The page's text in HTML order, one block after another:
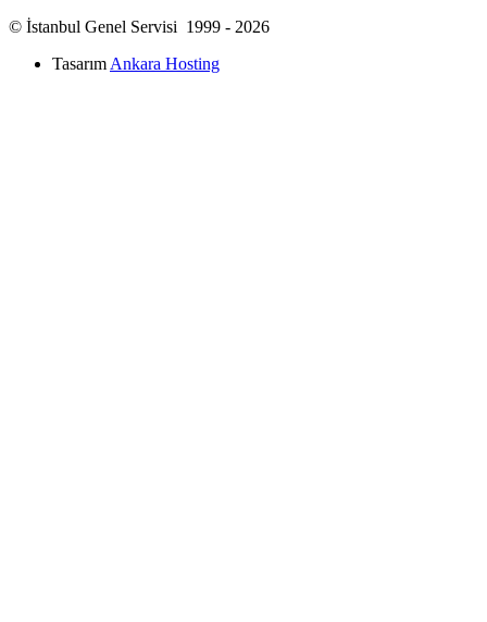
© İstanbul Genel Servisi 1999 - 2026
Tasarım Ankara Hosting